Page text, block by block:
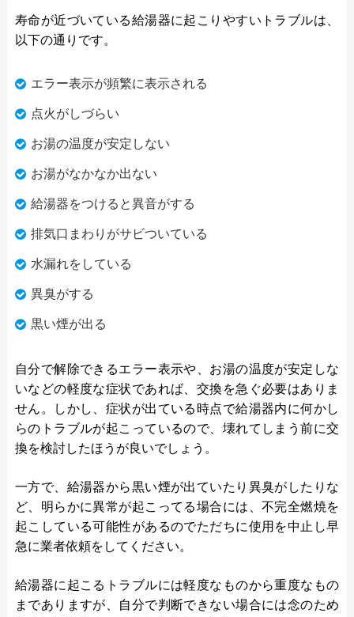
寿命が近づいている給湯器に起こりやすいトラブルは、
以下の通りです。
エラー表示が頻繁に表示される
点火がしづらい
お湯の温度が安定しない
お湯がなかなか出ない
給湯器をつけると異音がする
排気口まわりがサビついている
水漏れをしている
異臭がする
黒い煙が出る
自分で解除できるエラー表示や、お湯の温度が安定しな
いなどの軽度な症状であれば、交換を急ぐ必要はありま
せん。しかし、症状が出ている時点で給湯器内に何かし
らのトラブルが起こっているので、壊れてしまう前に交
換を検討したほうが良いでしょう。
一方で、給湯器から黒い煙が出ていたり異臭がしたりな
ど、明らかに異常が起こってる場合には、不完全燃焼を
起こしている可能性があるのでただちに使用を中止し早
急に業者依頼をしてください。
給湯器に起こるトラブルには軽度なものから重度なもの
までありますが、自分で判断できない場合には念のため